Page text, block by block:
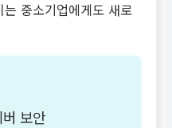
중소기업에게도 새로
보안